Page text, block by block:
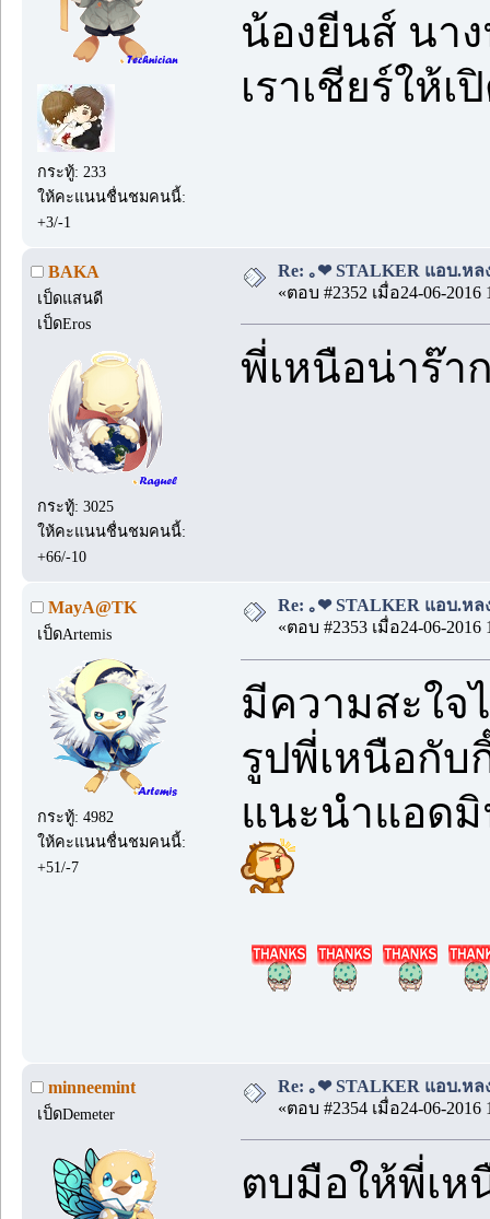
กระทู้: 233
ให้คะแนนชื่นชมคนนี้:
+3/-1
น้องยีนส์ นา
เราเชียร์ให้
BAKA
เป็ดแสนดี
เป็ดEros
กระทู้: 3025
ให้คะแนนชื่นชมคนนี้:
+66/-10
Re: ｡❤ STALKER แอบ.หล
«ตอบ #2352 เมื่อ24-06-2016
พี่เหนือน่าร๊า
MayA@TK
เป็ดArtemis
กระทู้: 4982
ให้คะแนนชื่นชมคนนี้:
+51/-7
Re: ｡❤ STALKER แอบ.หล
«ตอบ #2353 เมื่อ24-06-2016
มีความสะใจ
รูปพี่เหนือกั
แนะนำแอด
minneemint
เป็ดDemeter
Re: ｡❤ STALKER แอบ.หล
«ตอบ #2354 เมื่อ24-06-2016
ตบมือให้พี่เห